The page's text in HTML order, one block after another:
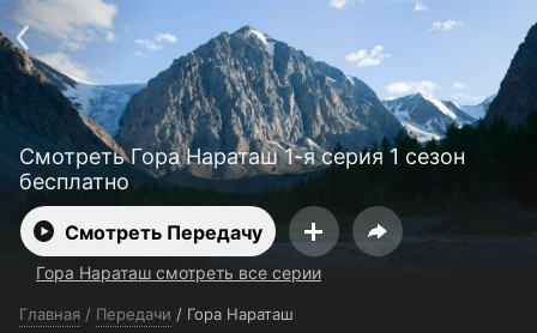
Смотреть Гора Нараташ 1-я серия 1 сезон
бесплатно
Смотреть Передачу
Гора Нараташ смотреть все серии
Главная / Передачи / Гора Нараташ
Поддержка: support@24h.tv
О сервисе
Пользовательское соглашение
Политика конфиденциальности
Для партнёров
Открыть приложение
Ввести промокод
Установить на ТВ
Бесплатные каналы Контакты